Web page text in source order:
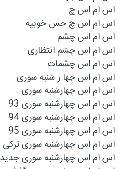
اس ام اس چ
اس ام اس چ حس خوبیه
اس ام اس چشم
اس ام اس چشم انتظاری
اس ام اس چشمات
اس ام اس چها ر شنبه سوری
اس ام اس چهارشنبه سوری
اس ام اس چهارشنبه سوری 93
اس ام اس چهارشنبه سوری 94
اس ام اس چهارشنبه سوری 95
اس ام اس چهارشنبه سوری ترکی
اس ام اس چهارشنبه سوری جدید